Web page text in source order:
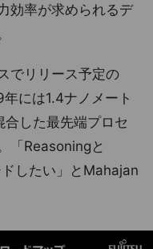
効率が求められるデ
でリリース予定の
には1.4ナノメート
した最先端プロセ
「Reasoningと
したい」とMahajan